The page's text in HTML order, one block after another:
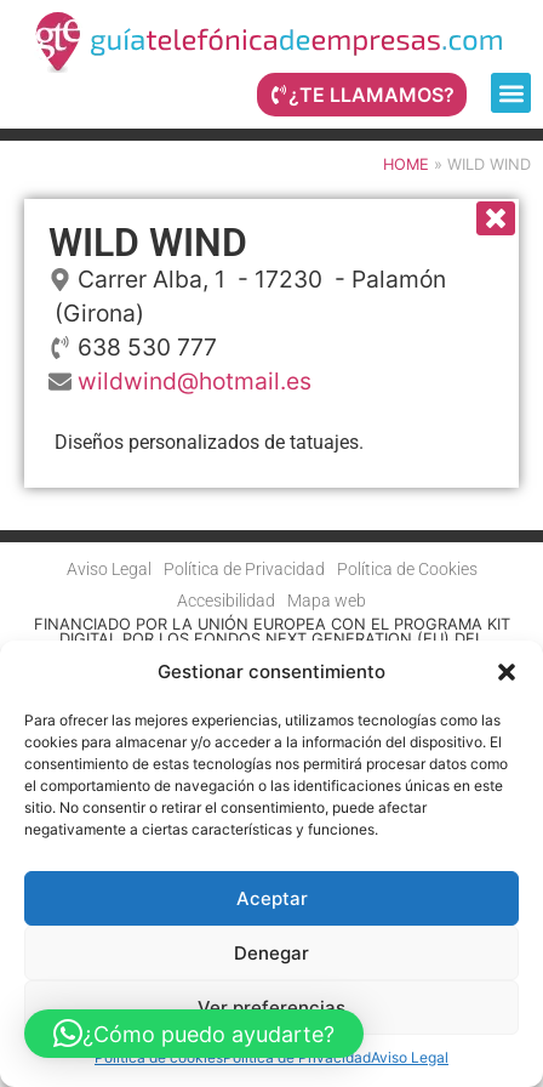
Gestionar consentimiento
Para ofrecer las mejores experiencias, utilizamos tecnologías como las
cookies para almacenar y/o acceder a la información del dispositivo. El
consentimiento de estas tecnologías nos permitirá procesar datos como
el comportamiento de navegación o las identificaciones únicas en este
sitio. No consentir o retirar el consentimiento, puede afectar
negativamente a ciertas características y funciones.
Aceptar
Denegar
Ver preferencias
Política de cookiesPolítica de PrivacidadAviso Legal
¿TE LLAMAMOS?
HOME » WILD WIND
WILD WIND
Carrer Alba, 1 - 17230 - Palamón
(Girona)
638 530 777
wildwind@hotmail.es
Diseños personalizados de tatuajes.
Aviso Legal Política de Privacidad
Política de Cookies
Accesibilidad
Mapa web
FINANCIADO POR LA UNIÓN EUROPEA CON EL PROGRAMA KIT
DIGITAL POR LOS FONDOS NEXT GENERATION (EU) DEL
¿Cómo puedo ayudarte?